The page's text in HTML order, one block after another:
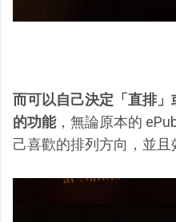
而可以自己決定「直排
的功能，無論原本的
己喜歡的排列方向，並且